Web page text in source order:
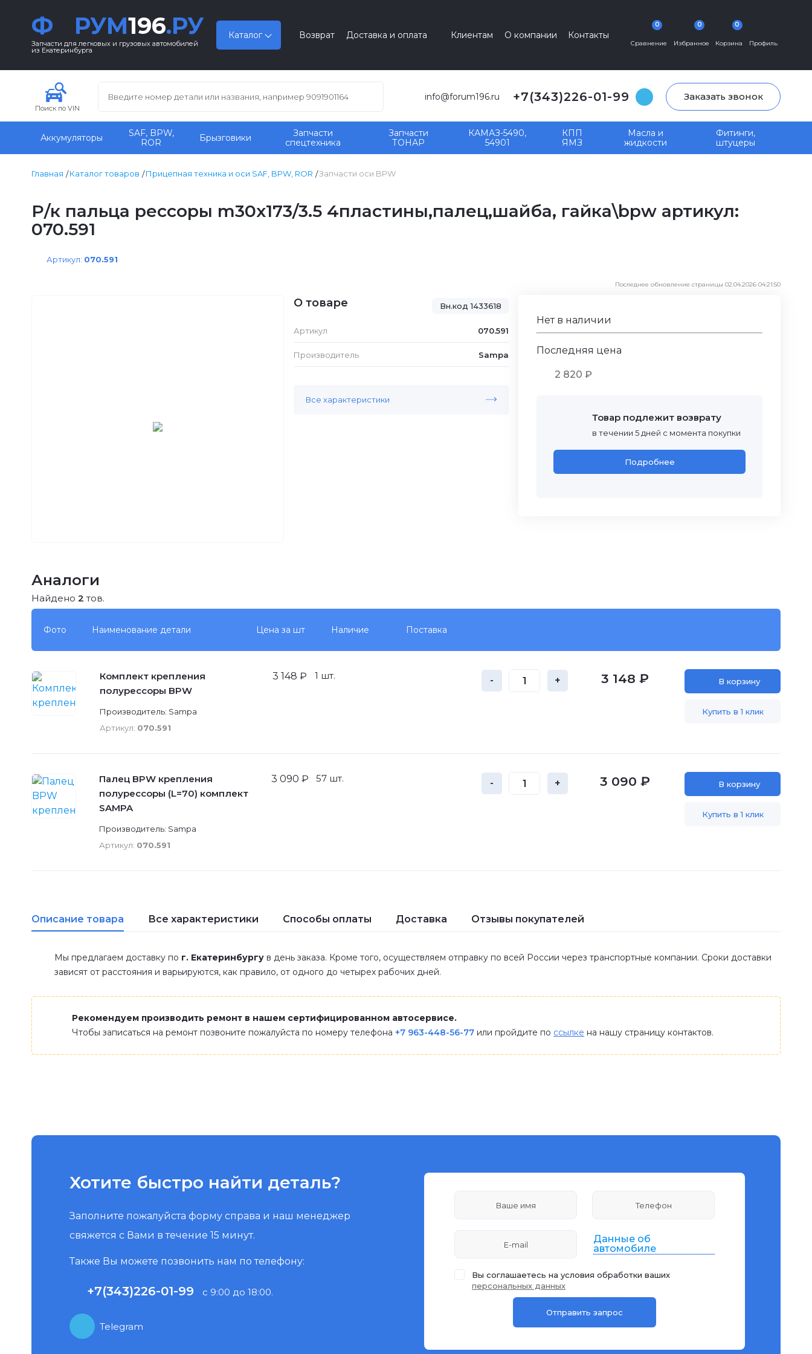
Ф РУМ196.РУ
Запчасти для легковых и грузовых автомобилей
из Екатеринбурга
Каталог Возврат Доставка и оплата Клиентам О компании Контакты
Сравнение
0
Избранное
0
Корзина
0
Профиль
Поиск по VIN
info@forum196.ru +7(343)226-01-99 Заказать звонок
Аккумуляторы
SAF, BPW,
ROR
Брызговики
Запчасти
спецтехника
Запчасти
ТОНАР
КАМАЗ-5490,
54901
КПП
ЯМЗ
Масла и
жидкости
Фитинги,
штуцеры
Главная Каталог товаров Прицепная техника и оси SAF, BPW, ROR Запчасти оси BPW
Р/к пальца рессоры m30x173/3.5 4пластины,палец,шайба, гайка\bpw артикул:
070.591
Артикул: 070.591
Последнее обновление страницы 02.04.2026 04:21:50
Вн.код 1433618
О товаре
Артикул 070.591
Производитель Sampa
Все характеристики
Нет в наличии
Последняя цена
2 820 ₽
Товар подлежит возврату
в течении 5 дней с момента покупки
Подробнее
Аналоги
Найдено 2 тов.
Фото Наименование детали Цена за шт Наличие Поставка
Комплект крепления
полурессоры BPW
Производитель: Sampa
Артикул: 070.591
3 148 ₽ 1 шт. - + 3 148 ₽ В корзину
Купить в 1 клик
Палец BPW крепления
полурессоры (L=70) комплект
SAMPA
Производитель: Sampa
Артикул: 070.591
3 090 ₽ 57 шт. - + 3 090 ₽ В корзину
Купить в 1 клик
Описание товара Все характеристики Способы оплаты Доставка Отзывы покупателей
Мы предлагаем доставку по г. Екатеринбургу в день заказа. Кроме того, осуществляем отправку по всей России через транспортные компании. Сроки доставки
зависят от расстояния и варьируются, как правило, от одного до четырех рабочих дней.
Рекомендуем производить ремонт в нашем сертифицированном автосервисе.
Чтобы записаться на ремонт позвоните пожалуйста по номеру телефона +7 963-448-56-77 или пройдите по ссылке на нашу страницу контактов.
Хотите быстро найти деталь?
Заполните пожалуйста форму справа и наш менеджер
свяжется с Вами в течение 15 минут.
Также Вы можете позвонить нам по телефону:
+7(343)226-01-99 с 9:00 до 18:00.
Telegram
Данные об
автомобиле
Вы соглашаетесь на условия обработки ваших
персональных данных